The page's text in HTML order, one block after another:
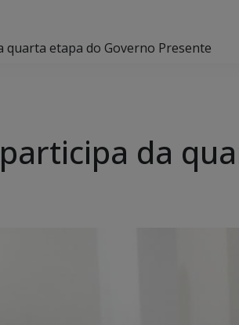
quarta etapa do Governo Presente
da